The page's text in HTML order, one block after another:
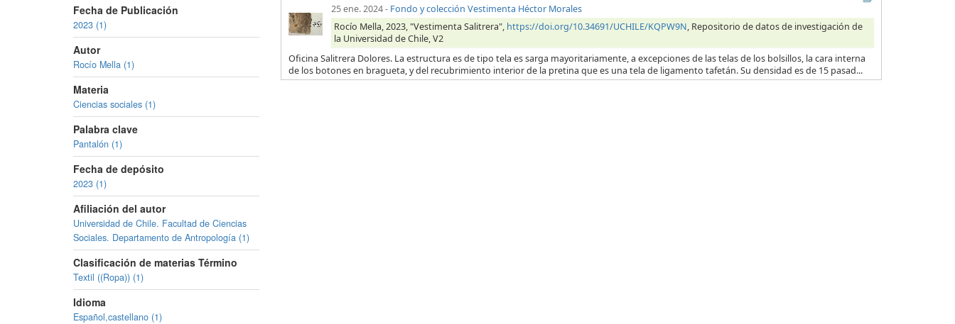
Fecha de Publicación
2023 (1)
Autor
Rocío Mella (1)
Materia
Ciencias sociales (1)
Palabra clave
Pantalón (1)
Fecha de depósito
2023 (1)
Afiliación del autor
Universidad de Chile. Facultad de Ciencias
Sociales. Departamento de Antropología (1)
Clasificación de materias Término
Textil ((Ropa)) (1)
Idioma
Español,castellano (1)
25 ene. 2024- Fondo y colección Vestimenta Héctor Morales
Rocío Mella, 2023, "Vestimenta Salitrera", https://doi.org/10.34691/UCHILE/KQPW9N, Repositorio de datos de investigación de
la Universidad de Chile, V2
Oficina Salitrera Dolores. La estructura es de tipo tela es sarga mayoritariamente, a excepciones de las telas de los bolsillos, la cara interna
de los botones en bragueta, y del recubrimiento interior de la pretina que es una tela de ligamento tafetán. Su densidad es de 15 pasad...